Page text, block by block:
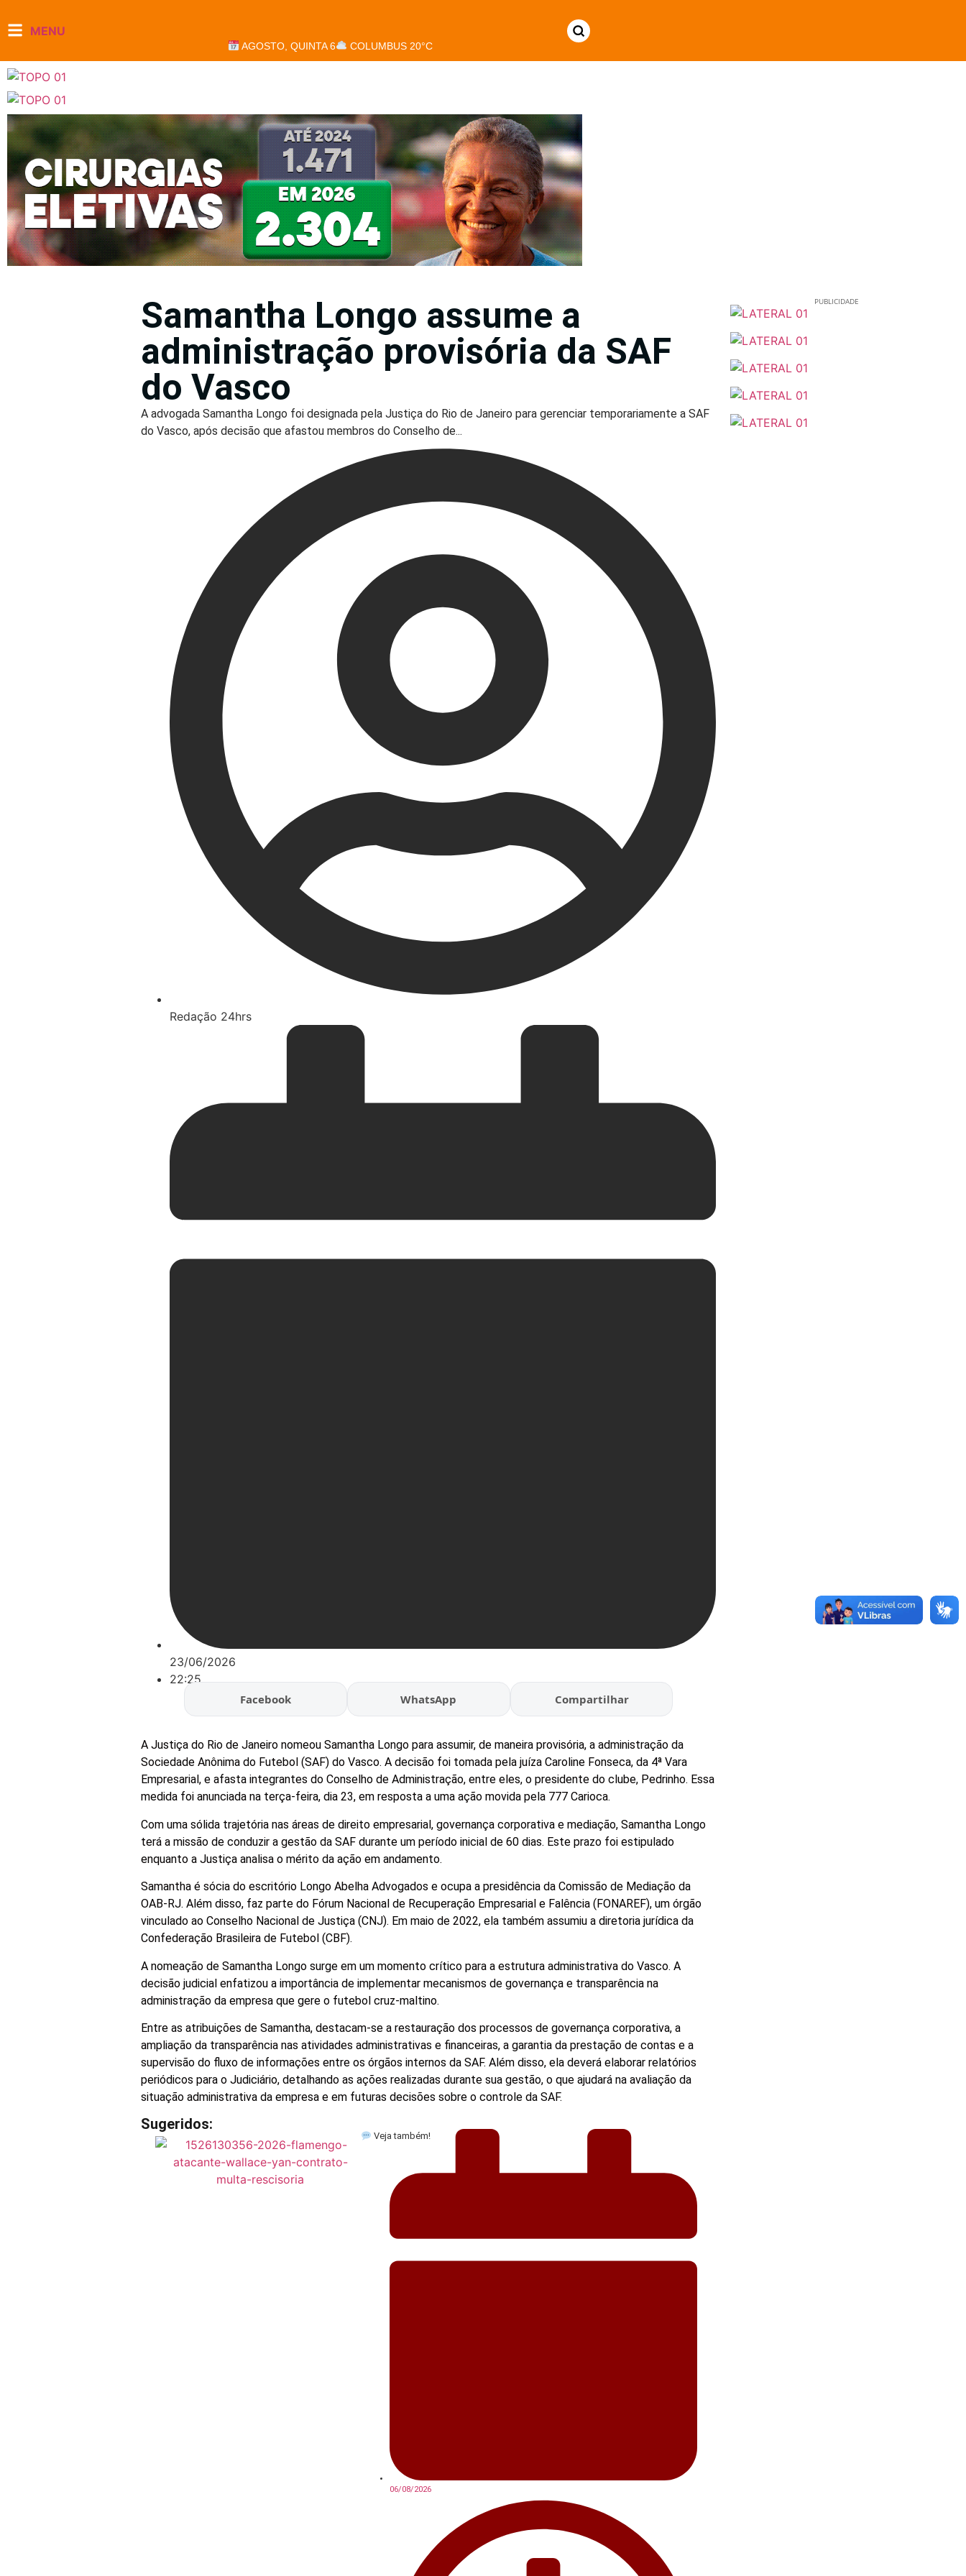
MENU
AGOSTO, QUINTA 6 COLUMBUS 20°C
Samantha Longo assume a
administração provisória da SAF
do Vasco
A advogada Samantha Longo foi designada pela Justiça do Rio de Janeiro para gerenciar temporariamente a SAF
do Vasco, após decisão que afastou membros do Conselho de...
Redação 24hrs
23/06/2026
22:25
Facebook
WhatsApp Compartilhar
A Justiça do Rio de Janeiro nomeou Samantha Longo para assumir, de maneira provisória, a administração da
Sociedade Anônima do Futebol (SAF) do Vasco. A decisão foi tomada pela juíza Caroline Fonseca, da 4ª Vara
Empresarial, e afasta integrantes do Conselho de Administração, entre eles, o presidente do clube, Pedrinho. Essa
medida foi anunciada na terça-feira, dia 23, em resposta a uma ação movida pela 777 Carioca.
Com uma sólida trajetória nas áreas de direito empresarial, governança corporativa e mediação, Samantha Longo
terá a missão de conduzir a gestão da SAF durante um período inicial de 60 dias. Este prazo foi estipulado
enquanto a Justiça analisa o mérito da ação em andamento.
Samantha é sócia do escritório Longo Abelha Advogados e ocupa a presidência da Comissão de Mediação da
OAB-RJ. Além disso, faz parte do Fórum Nacional de Recuperação Empresarial e Falência (FONAREF), um órgão
vinculado ao Conselho Nacional de Justiça (CNJ). Em maio de 2022, ela também assumiu a diretoria jurídica da
Confederação Brasileira de Futebol (CBF).
A nomeação de Samantha Longo surge em um momento crítico para a estrutura administrativa do Vasco. A
decisão judicial enfatizou a importância de implementar mecanismos de governança e transparência na
administração da empresa que gere o futebol cruz-maltino.
Entre as atribuições de Samantha, destacam-se a restauração dos processos de governança corporativa, a
ampliação da transparência nas atividades administrativas e financeiras, a garantia da prestação de contas e a
supervisão do fluxo de informações entre os órgãos internos da SAF. Além disso, ela deverá elaborar relatórios
periódicos para o Judiciário, detalhando as ações realizadas durante sua gestão, o que ajudará na avaliação da
situação administrativa da empresa e em futuras decisões sobre o controle da SAF.
Sugeridos:
Veja também!
06/08/2026
PUBLICIDADE